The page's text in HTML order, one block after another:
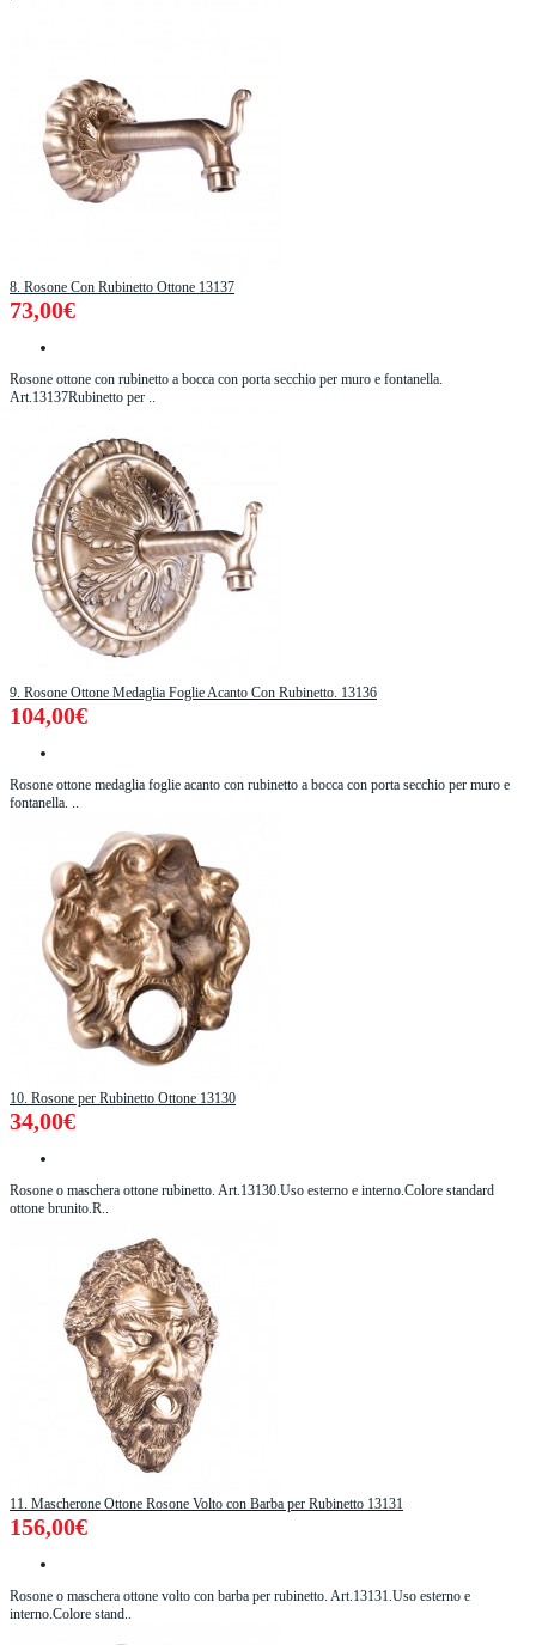
8. Rosone Con Rubinetto Ottone 13137
73,00€
Rosone ottone con rubinetto a bocca con porta secchio per muro e fontanella.
Art.13137Rubinetto per ..
9. Rosone Ottone Medaglia Foglie Acanto Con Rubinetto. 13136
104,00€
Rosone ottone medaglia foglie acanto con rubinetto a bocca con porta secchio per muro e
fontanella. ..
10. Rosone per Rubinetto Ottone 13130
34,00€
Rosone o maschera ottone rubinetto. Art.13130.Uso esterno e interno.Colore standard
ottone brunito.R..
11. Mascherone Ottone Rosone Volto con Barba per Rubinetto 13131
156,00€
Rosone o maschera ottone volto con barba per rubinetto. Art.13131.Uso esterno e
interno.Colore stand..